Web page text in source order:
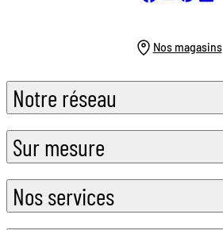
Nos magasins
Notre réseau
Sur mesure
Nos services